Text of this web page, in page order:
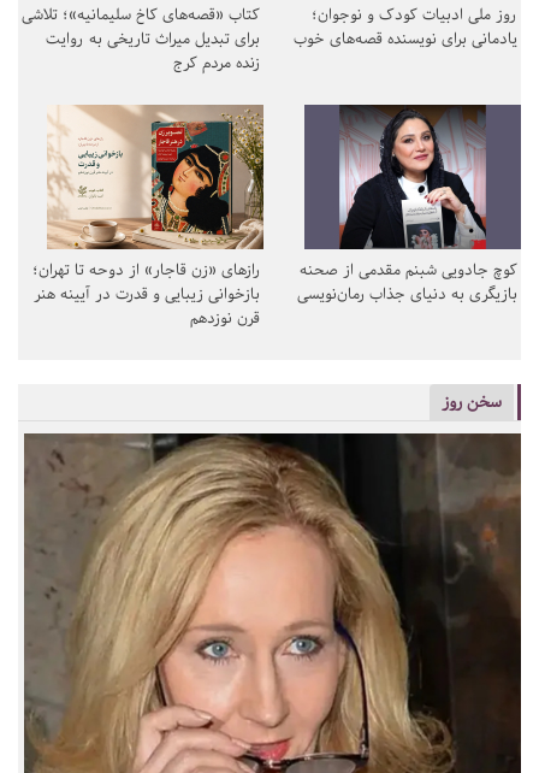
روز ملی ادبیات کودک و نوجوان؛
یادمانی برای نویسنده قصه‌های خوب
کتاب «قصه‌های کاخ سلیمانیه»؛ تلاشی
برای تبدیل میراث تاریخی به روایت
زنده مردم کرج
کوچ جادویی شبنم مقدمی از صحنه
بازیگری به دنیای جذاب رمان‌نویسی
رازهای «زن قاجار» از دوحه تا تهران؛
بازخوانی زیبایی و قدرت در آیینه هنر
قرن نوزدهم
سخن روز